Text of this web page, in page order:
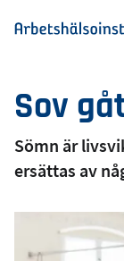
Hoppa
till
Sov
Sömn är
ersättas av